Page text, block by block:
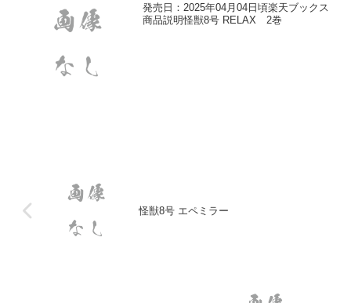
発売日：2025年04月04日頃楽天ブックス
商品説明怪獣8号 RELAX 2巻
怪獣8号 エペミラー